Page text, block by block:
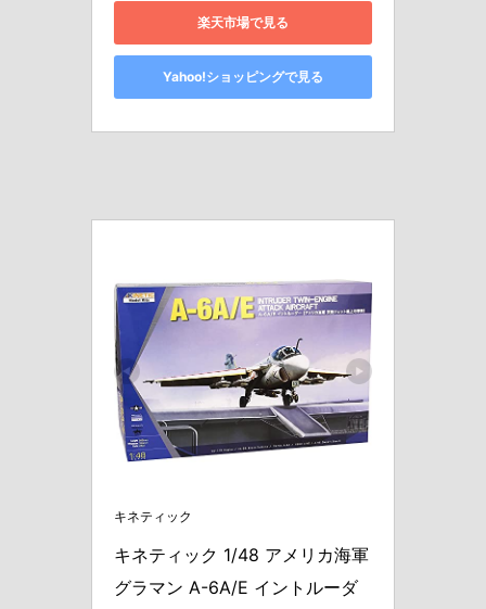
楽天市場で見る
Yahoo!ショッピングで見る
キネティック
キネティック 1/48 アメリカ海軍
グラマン A-6A/E イントルーダ